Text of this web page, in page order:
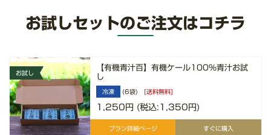
お試しセットのご注文はコチラ
お試し
【有機青汁百】有機ケール100%青汁お試
し
冷凍 (6袋) [送料無料]
1,250円 (税込:1,350円)
プラン詳細ページ すぐに購入